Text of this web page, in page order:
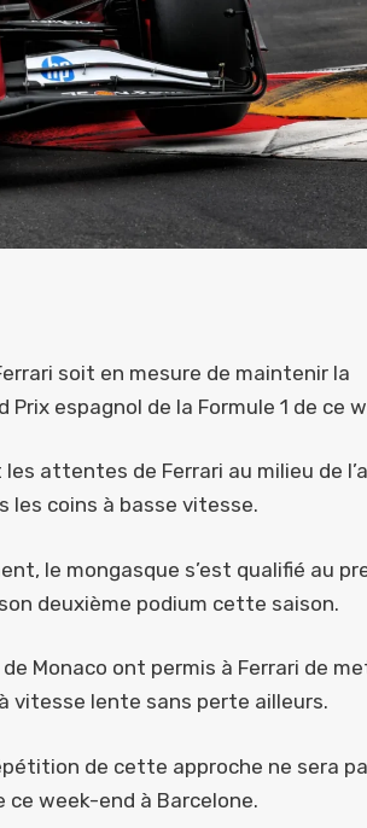
soit en mesure de maintenir la
espagnol de la Formule 1 de ce
attentes de Ferrari au milieu de
les coins à basse vitesse.
le mongasque s’est qualifié au
deuxième podium cette saison.
Monaco ont permis à Ferrari de
vitesse lente sans perte ailleurs.
de cette approche ne sera
ce week-end à Barcelone.